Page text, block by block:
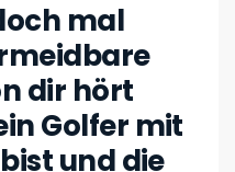
mal
dir hört
Golfer mit
und die